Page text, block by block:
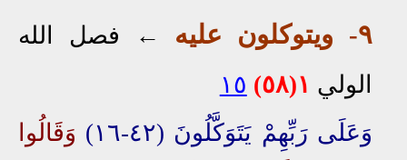
٩- ويتو كلون عليه ←
فصل الله
الولي ١(٥٨)
١٥
وَعَلَى رَبِّهِمْ يَتَوَكَّلُونَ (٤٢-١٦)
وَقَالُوا